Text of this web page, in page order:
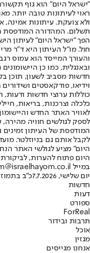
"ישראל היום" הוא גוף
ראוי לעיתונות טובה יותר,
ולא צועקת. עיתונות אמינה,
הפך "ישראל היום" לעיתון
חול. מו"ל העיתון היא ד"ר
והעורך המייסד הוא עמוס
חדשות מסביב לשעון, תוכן
וידיאו, פודקאסטים
כוללות ערוצי חדשות ודעות,
לאוויר האתר החדש
לספק לגולשים חוויה
המודפסת של העיתון
לקבל אותם גם בניוזלטר.
היום" מציע לגולשי האתר
היום פתוח להערות,
במייל hayom@israelhayom.co.il.
יום שלישי, 7.7.2026
כ"ב
חדשות
דעות
ספורט
ForReal
תרבות ובידור
אוכל
מגזין
אנחנו מגייסים